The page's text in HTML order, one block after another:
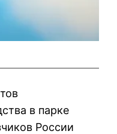
в парке
России